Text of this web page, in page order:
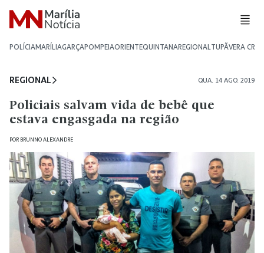
POLÍCIAMARÍLIAGARÇAPOMPEIAORIENTEQUINTANAREGIONALTUPÃVERA CRUZ
REGIONAL QUA. 14 AGO. 2019
Policiais salvam vida de bebê que
estava engasgada na região
POR BRUNNO ALEXANDRE